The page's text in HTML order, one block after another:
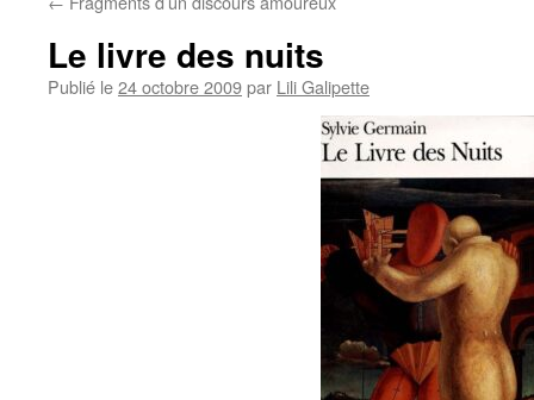
contenu
Le livre des nuits
Publié le24 octobre 2009par Lili Galipette